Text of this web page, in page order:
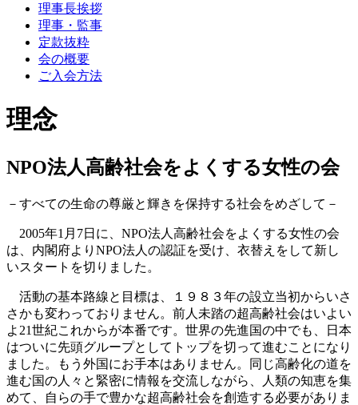
理事長挨拶
理事・監事
定款抜粋
会の概要
ご入会方法
理念
NPO法人高齢社会をよくする女性の会
－すべての生命の尊厳と輝きを保持する社会をめざして－
2005年1月7日に、NPO法人高齢社会をよくする女性の会
は、内閣府よりNPO法人の認証を受け、衣替えをして新し
いスタートを切りました。
活動の基本路線と目標は、１９８３年の設立当初からいさ
さかも変わっておりません。前人未踏の超高齢社会はいよい
よ21世紀これからが本番です。世界の先進国の中でも、日本
はついに先頭グループとしてトップを切って進むことになり
ました。もう外国にお手本はありません。同じ高齢化の道を
進む国の人々と緊密に情報を交流しながら、人類の知恵を集
めて、自らの手で豊かな超高齢社会を創造する必要がありま